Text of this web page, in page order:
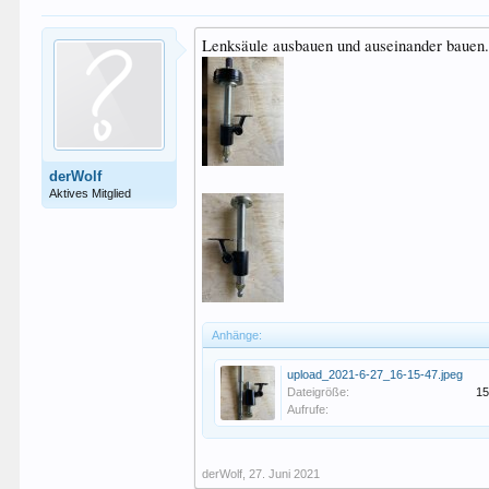
derWolf
Aktives Mitglied
Lenksäule ausbauen und auseinander bauen.
Anhänge:
upload_2021-6-27_16-15-47.jpeg
Dateigröße:
Aufrufe:
derWolf 27. Juni 2021